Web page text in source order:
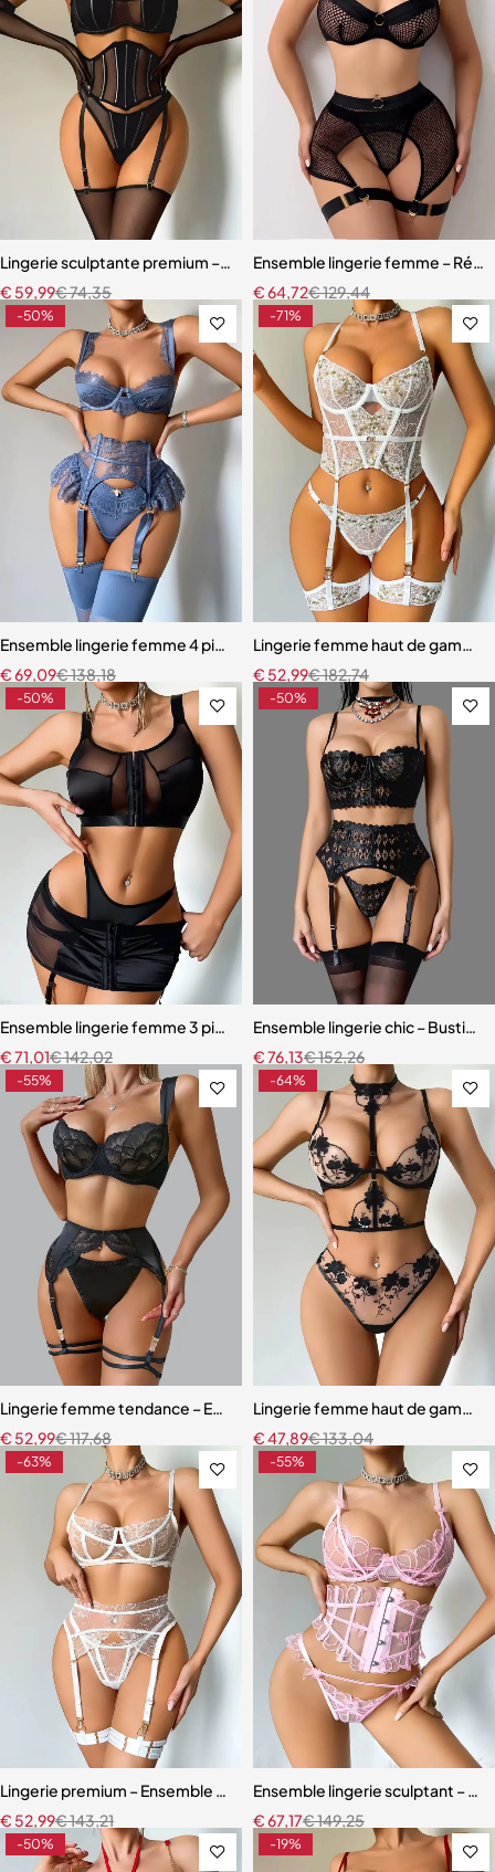
Lingerie sculptante premium – Ensemble cinq pièces en maille ultra-
€74,35
€ 59,99
Ensemble lingerie femme –
€129,44
€64,72
-50%
Ensemble lingerie femme 4 pièces – Satin bleu ardoise et dentelle à
€138,18
€69,09
-71%
Lingerie femme haut de
€182,74
€ 52,99
-50%
Ensemble lingerie femme 3 pièces – Satin noir avec corset à lacets
€142,02
€71,01
-50%
Ensemble lingerie chic –
€152,26
€76,13
-55%
Lingerie femme tendance – Ensemble coordonné en dentelle et
€117,68
€ 52,99
-64%
Lingerie femme haut de
€133,04
€47,89
-63%
Lingerie premium – Ensemble en broderie florale avec soutien-
€143,21
€ 52,99
-55%
Ensemble lingerie sculptant –
€149,25
€67,17
-50% -19%